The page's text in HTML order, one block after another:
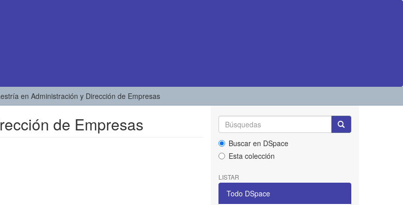
en Administración y Dirección de Empresas
de Empresas
Buscar en DSpace
Esta colección
LISTAR
Todo DSpace